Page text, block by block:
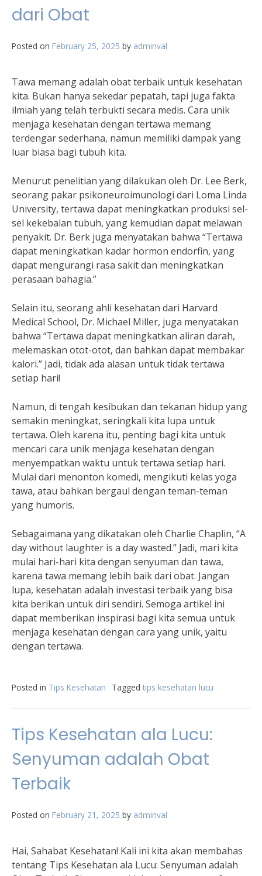
dari Obat
Posted on February 25, 2025 by adminval
Tawa memang adalah obat terbaik untuk kesehatan
kita. Bukan hanya sekedar pepatah, tapi juga fakta
ilmiah yang telah terbukti secara medis. Cara unik
menjaga kesehatan dengan tertawa memang
terdengar sederhana, namun memiliki dampak yang
luar biasa bagi tubuh kita.
Menurut penelitian yang dilakukan oleh Dr. Lee Berk,
seorang pakar psikoneuroimunologi dari Loma Linda
University, tertawa dapat meningkatkan produksi sel-
sel kekebalan tubuh, yang kemudian dapat melawan
penyakit. Dr. Berk juga menyatakan bahwa “Tertawa
dapat meningkatkan kadar hormon endorfin, yang
dapat mengurangi rasa sakit dan meningkatkan
perasaan bahagia.”
Selain itu, seorang ahli kesehatan dari Harvard
Medical School, Dr. Michael Miller, juga menyatakan
bahwa “Tertawa dapat meningkatkan aliran darah,
melemaskan otot-otot, dan bahkan dapat membakar
kalori.” Jadi, tidak ada alasan untuk tidak tertawa
setiap hari!
Namun, di tengah kesibukan dan tekanan hidup yang
semakin meningkat, seringkali kita lupa untuk
tertawa. Oleh karena itu, penting bagi kita untuk
mencari cara unik menjaga kesehatan dengan
menyempatkan waktu untuk tertawa setiap hari.
Mulai dari menonton komedi, mengikuti kelas yoga
tawa, atau bahkan bergaul dengan teman-teman
yang humoris.
Sebagaimana yang dikatakan oleh Charlie Chaplin, “A
day without laughter is a day wasted.” Jadi, mari kita
mulai hari-hari kita dengan senyuman dan tawa,
karena tawa memang lebih baik dari obat. Jangan
lupa, kesehatan adalah investasi terbaik yang bisa
kita berikan untuk diri sendiri. Semoga artikel ini
dapat memberikan inspirasi bagi kita semua untuk
menjaga kesehatan dengan cara yang unik, yaitu
dengan tertawa.
Posted in Tips Kesehatan Tagged tips kesehatan lucu
Tips Kesehatan ala Lucu:
Senyuman adalah Obat
Terbaik
Posted on February 21, 2025 by adminval
Hai, Sahabat Kesehatan! Kali ini kita akan membahas
tentang Tips Kesehatan ala Lucu: Senyuman adalah